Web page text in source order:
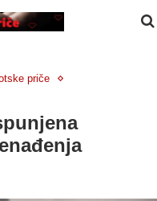
priče